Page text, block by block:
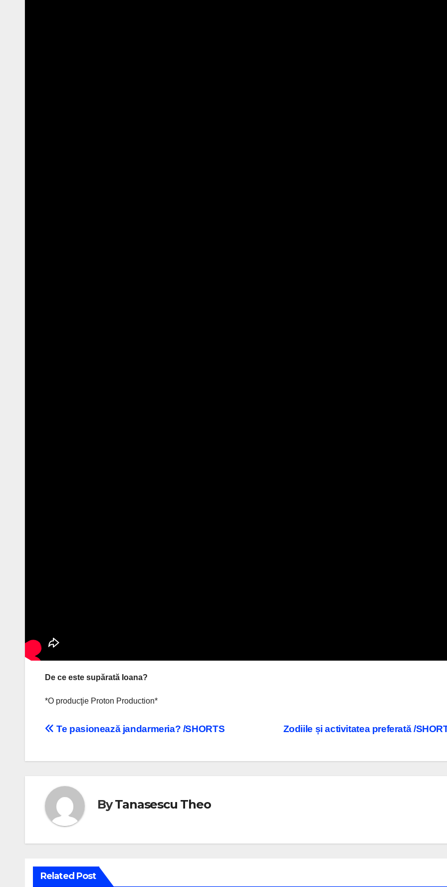
De ce este supărată Ioana?
*O producţie Proton Production*
Navigare
Zodiile și activitatea preferată /
Te pasionează jandarmeria? /SHORTS
ByTanasescu Theo
Related Post